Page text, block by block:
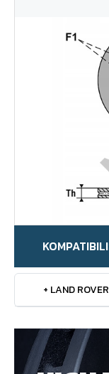
+ LAND ROVER